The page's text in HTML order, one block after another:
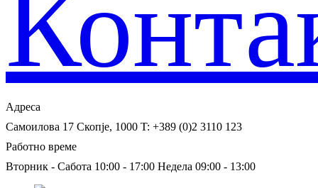
Адреса
Самоилова 17 Скопје, 1000 T: +389 (0)2 3110 123
Работно време
Вторник - Сабота 10:00 - 17:00 Недела 09:00 - 13:00